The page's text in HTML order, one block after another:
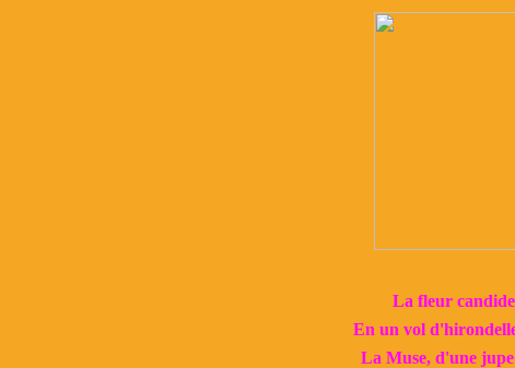
La fleur
En un vol
La Muse, d'une jupe